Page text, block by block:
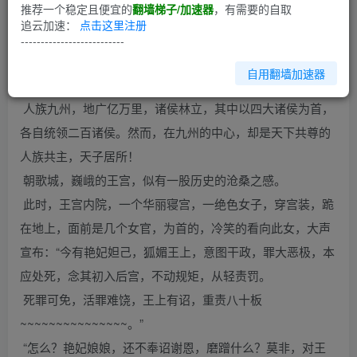
SP老子是纣王！？！
~~~~~~~~~~~~~~~~~~~~~~~~~~~~~~~~~~~~~~~~~~~~
人族九州，地广亿万里，诸侯林立，其中以四大诸侯为首，
各自统领二百诸侯。然而，在九州的中心，却是天下共尊的
人族共主，天子居所！
朝歌城，巍峨的王宫，似有一股历史的沧桑之感。
此时，王宫内院，一个华丽寝宫，一绝色女子，穿宫装，跪
在地上，面前是几个女官，为首的，冷笑的看向此女，大声
宣布：“今有艳妃妲己，狐媚王上，意图干政，罪大恶极，本
应处死，念其初入后宫，不动规矩，从轻责罚。
死罪可免，活罪难饶，王上有诏，重责八十板
~~~~~~~~~~~~~~~。”
“怎么？艳妃娘娘，还不奉诏谢恩，磨蹭什么？莫非，对王
推荐一个稳定且便宜的翻墙梯子/加速器，有需要的自取
追云加速： 点击这里注册
--------------------------
自用翻墙加速器